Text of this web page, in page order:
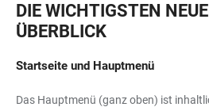
DIE WICHTIGSTEN
ÜBERBLICK
Startseite und Hauptmenü
Das Hauptmenü (ganz oben) ist